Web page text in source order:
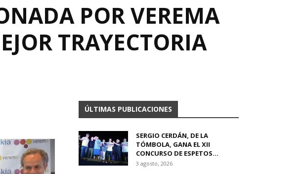
POR VEREMA
TRAYECTORIA
ÚLTIMAS PUBLICACIONES
SERGIO CERDÁN, DE LA
TÓMBOLA, GANA EL XII
CONCURSO DE ESPETOS...
3 agosto, 2026